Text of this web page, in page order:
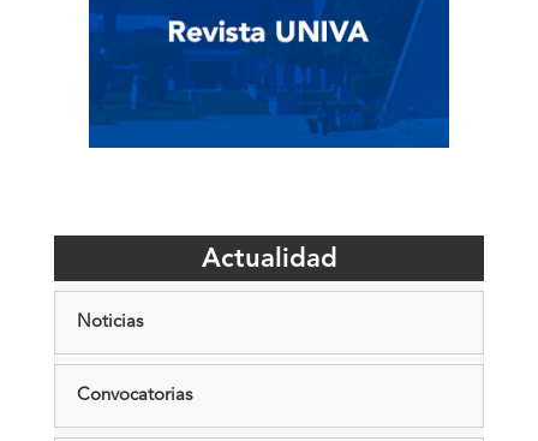
Actualidad
Noticias
Convocatorias